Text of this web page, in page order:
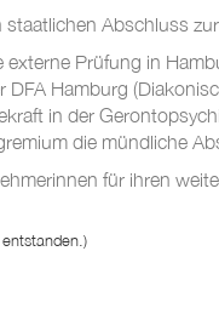
staatlichen Abschluss zur
Prüfung in
Hamburg
in der
die mündliche
für ihren